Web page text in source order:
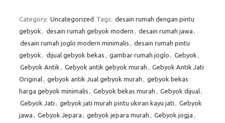
Category: Uncategorized Tags: desain rumah dengan pintu
gebyok , desain rumah gebyok modern , desain rumah jawa ,
desain rumah joglo modern minimalis , desain rumah pintu
gebyok , dijual gebyok bekas , gambar rumah joglo , Gebyok ,
Gebyok Antik , Gebyok antik gebyok murah , Gebyok Antik Jati
Original, gebyok antik Jual gebyok murah , gebyok bekas
harga gebyok minimalis , Gebyok bekas murah , Gebyok dijual,
Gebyok Jati , gebyok jati murah pintu ukiran kayu jati , Gebyok
jawa , Gebyok Jepara , gebyok jepara murah , Gebyok jogja ,